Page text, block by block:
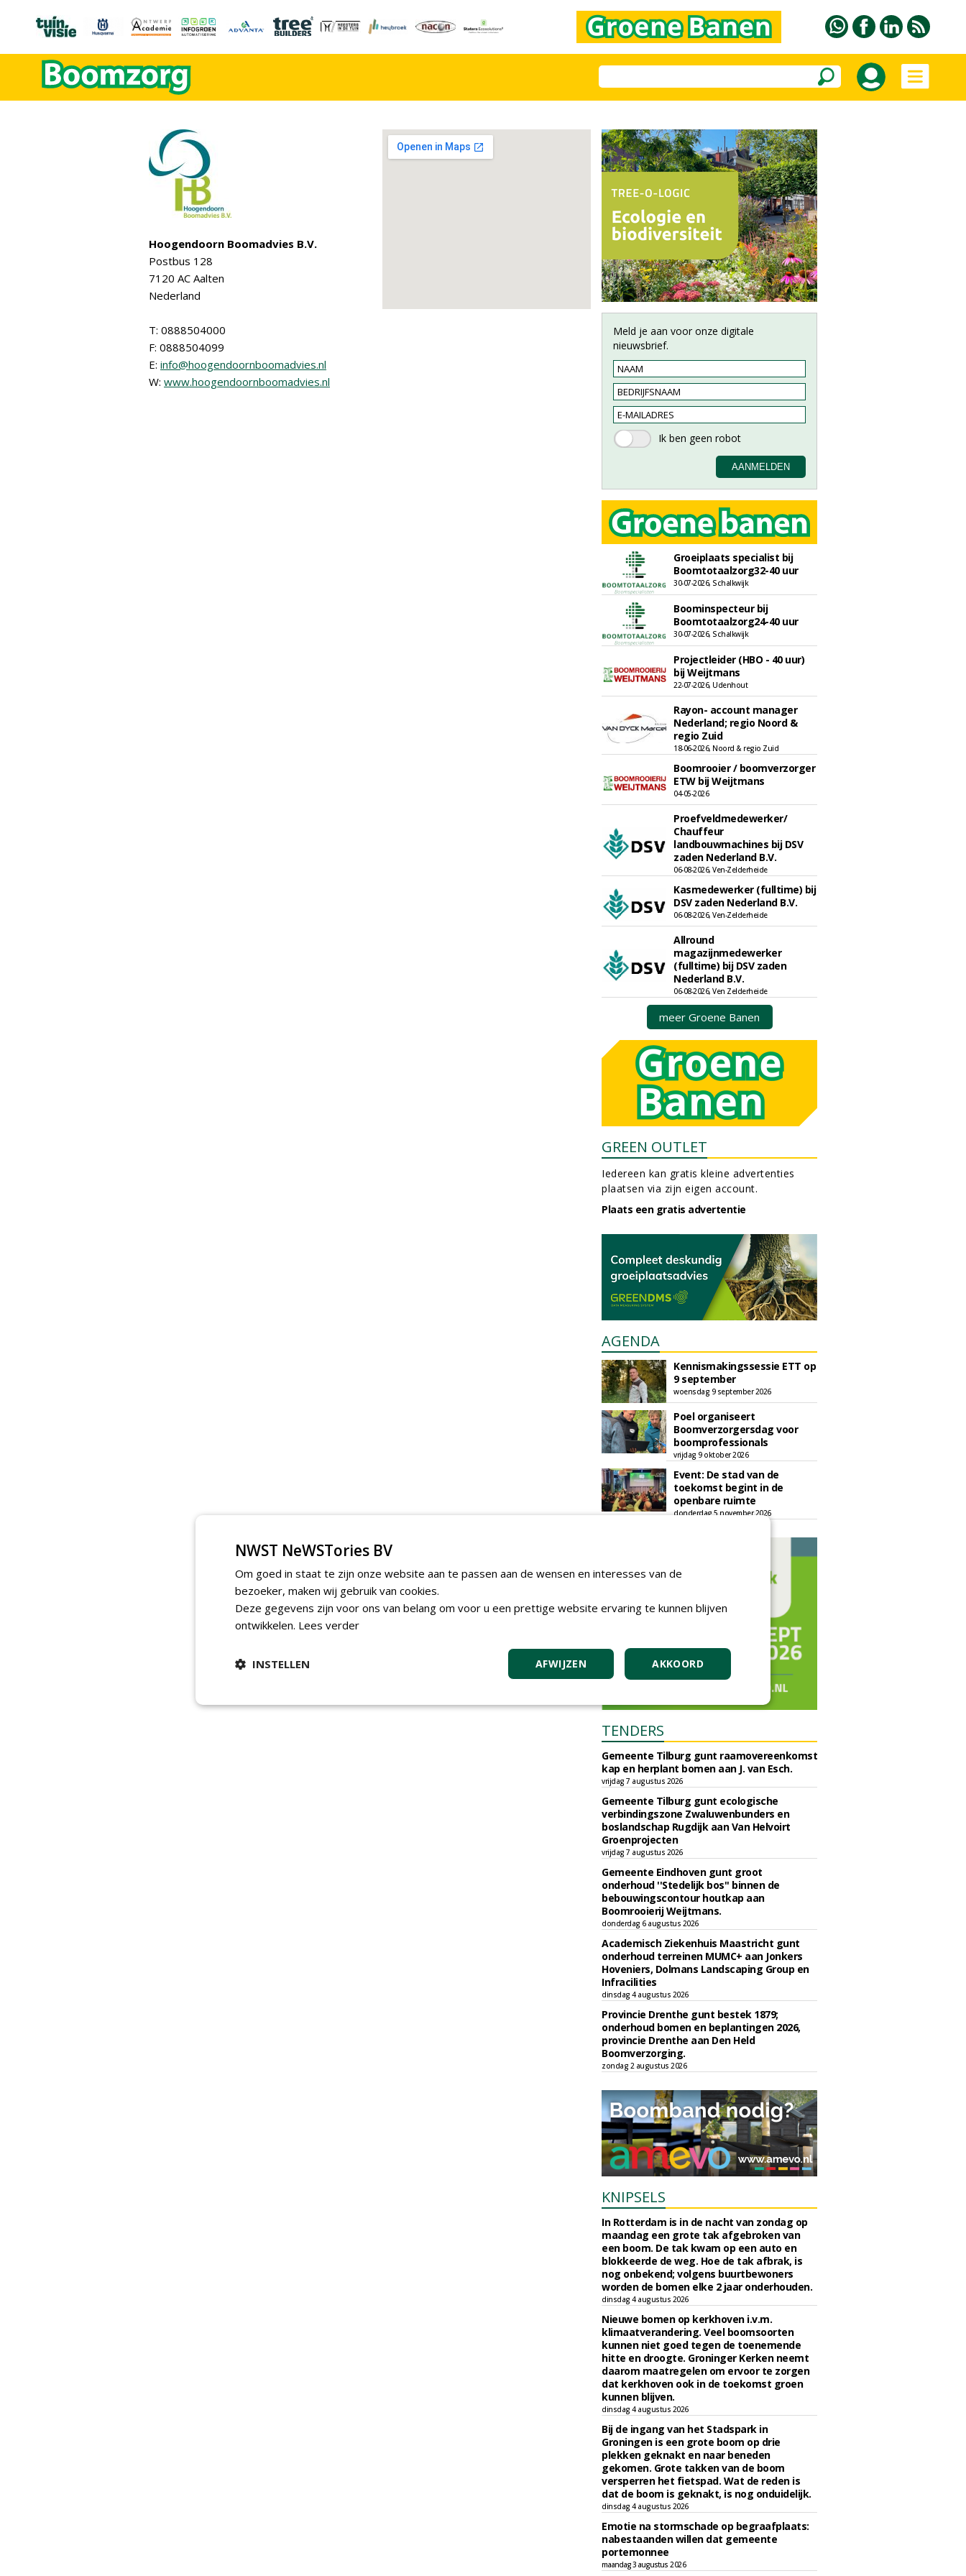
Hoogendoorn Boomadvies B.V.
Postbus 128
7120 AC Aalten
Nederland
T: 0888504000
F: 0888504099
E: info@hoogendoornboomadvies.nl
W: www.hoogendoornboomadvies.nl
Meld je aan voor onze digitale
nieuwsbrief.
Groeiplaats specialist bij
Boomtotaalzorg32-40 uur
30-07-2026, Schalkwijk
Boominspecteur bij
Boomtotaalzorg24-40 uur
30-07-2026, Schalkwijk
Projectleider (HBO - 40 uur)
bij Weijtmans
22-07-2026, Udenhout
Rayon- account manager
Nederland; regio Noord &
regio Zuid
18-06-2026, Noord & regio Zuid
Boomrooier / boomverzorger
ETW bij Weijtmans
04-05-2026
Proefveldmedewerker/
Chauffeur
landbouwmachines bij DSV
zaden Nederland B.V.
06-08-2026, Ven-Zelderheide
Kasmedewerker (fulltime) bij
DSV zaden Nederland B.V.
06-08-2026, Ven-Zelderheide
Allround
magazijnmedewerker
(fulltime) bij DSV zaden
Nederland B.V.
06-08-2026, Ven Zelderheide
meer Groene Banen
GREEN OUTLET
Iedereen kan gratis kleine advertenties
plaatsen via zijn eigen account.
Plaats een gratis advertentie
AGENDA
Kennismakingssessie ETT op
9 september
woensdag 9 september 2026
Poel organiseert
Boomverzorgersdag voor
boomprofessionals
vrijdag 9 oktober 2026
Event: De stad van de
toekomst begint in de
openbare ruimte
donderdag 5 november 2026
TENDERS
Gemeente Tilburg gunt raamovereenkomst
kap en herplant bomen aan J. van Esch.
vrijdag 7 augustus 2026
Gemeente Tilburg gunt ecologische
verbindingszone Zwaluwenbunders en
boslandschap Rugdijk aan Van Helvoirt
Groenprojecten
vrijdag 7 augustus 2026
Gemeente Eindhoven gunt groot
onderhoud ''Stedelijk bos'' binnen de
bebouwingscontour houtkap aan
Boomrooierij Weijtmans.
donderdag 6 augustus 2026
Academisch Ziekenhuis Maastricht gunt
onderhoud terreinen MUMC+ aan Jonkers
Hoveniers, Dolmans Landscaping Group en
Infracilities
dinsdag 4 augustus 2026
Provincie Drenthe gunt bestek 1879;
onderhoud bomen en beplantingen 2026,
provincie Drenthe aan Den Held
Boomverzorging.
zondag 2 augustus 2026
KNIPSELS
In Rotterdam is in de nacht van zondag op
maandag een grote tak afgebroken van
een boom. De tak kwam op een auto en
blokkeerde de weg. Hoe de tak afbrak, is
nog onbekend; volgens buurtbewoners
worden de bomen elke 2 jaar onderhouden.
dinsdag 4 augustus 2026
Nieuwe bomen op kerkhoven i.v.m.
klimaatverandering. Veel boomsoorten
kunnen niet goed tegen de toenemende
hitte en droogte. Groninger Kerken neemt
daarom maatregelen om ervoor te zorgen
dat kerkhoven ook in de toekomst groen
kunnen blijven.
dinsdag 4 augustus 2026
Bij de ingang van het Stadspark in
Groningen is een grote boom op drie
plekken geknakt en naar beneden
gekomen. Grote takken van de boom
versperren het fietspad. Wat de reden is
dat de boom is geknakt, is nog onduidelijk.
dinsdag 4 augustus 2026
Emotie na stormschade op begraafplaats:
nabestaanden willen dat gemeente
portemonnee
maandag 3 augustus 2026
NWST NeWSTories BV
Om goed in staat te zijn onze website aan te passen aan de wensen en interesses van de
bezoeker, maken wij gebruik van cookies.
Deze gegevens zijn voor ons van belang om voor u een prettige website ervaring te kunnen blijven
ontwikkelen. Lees verder
AKKOORD
AFWIJZEN
INSTELLEN